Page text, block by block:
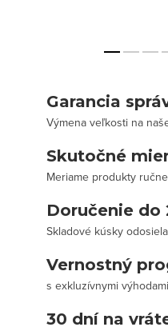
Garancia
Výmena veľkosti na
Skutočné
Meriame produkty
Doručenie do
Skladové kúsky
Vernostný
s exkluzívnymi
30 dní na